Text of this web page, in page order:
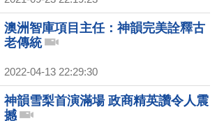
澳洲智庫項目主任：神韻完美詮釋古
老傳統
2022-04-13 22:29:30
神韻雪梨首演滿場 政商精英讚令人震
撼